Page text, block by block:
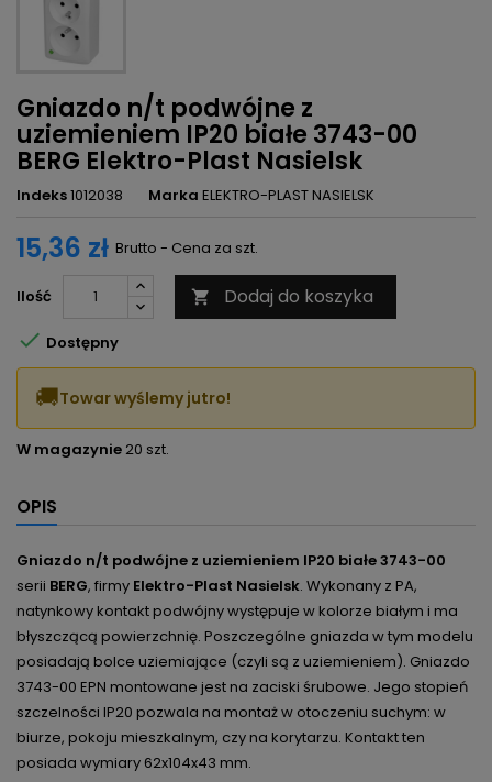
Gniazdo n/t podwójne z
uziemieniem IP20 białe 3743-00
BERG Elektro-Plast Nasielsk
Indeks1012038 Marka ELEKTRO-PLAST NASIELSK
15,36 zł Brutto - Cena za szt.
Ilość  Dodaj do koszyka
 Dostępny
🚚Towar wyślemy jutro!
W magazynie 20 szt.
OPIS
Gniazdo n/t podwójne z uziemieniem IP20 białe 3743-00
serii BERG, firmy Elektro-Plast Nasielsk. Wykonany z PA,
natynkowy kontakt podwójny występuje w kolorze białym i ma
błyszczącą powierzchnię. Poszczególne gniazda w tym modelu
posiadają bolce uziemiające (czyli są z uziemieniem). Gniazdo
3743-00 EPN montowane jest na zaciski śrubowe. Jego stopień
szczelności IP20 pozwala na montaż w otoczeniu suchym: w
biurze, pokoju mieszkalnym, czy na korytarzu. Kontakt ten
posiada wymiary 62x104x43 mm.